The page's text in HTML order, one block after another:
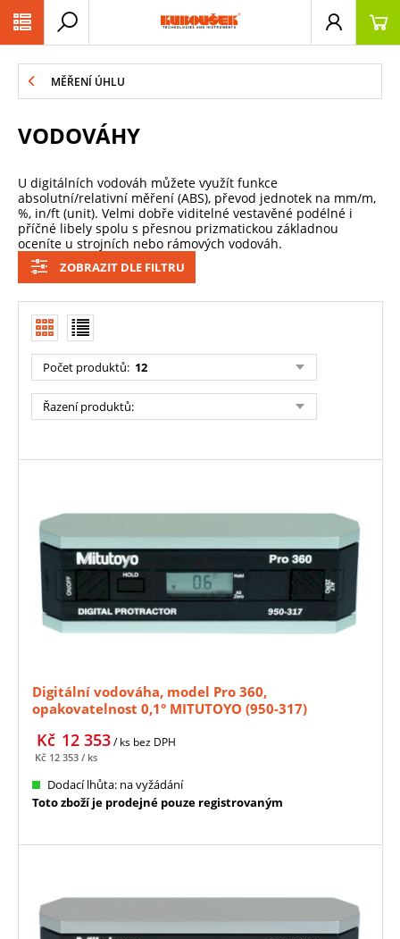
MĚŘENÍ ÚHLU
VODOVÁHY
U digitálních vodováh můžete využít funkce
absolutní/relativní měření (ABS), převod jednotek na mm/m,
%, in/ft (unit). Velmi dobře viditelné vestavěné podélné i
příčné libely spolu s přesnou prizmatickou základnou
oceníte u strojních nebo rámových vodováh.
ZOBRAZIT DLE FILTRU
Počet produktů: 12
Řazení produktů:
Digitální vodováha, model Pro 360,
opakovatelnost 0,1° MITUTOYO (950-317)
12 353
Kč / ks bez DPH
12 353
Kč / ks
Dodací lhůta: na vyžádání
Toto zboží je prodejné pouze registrovaným